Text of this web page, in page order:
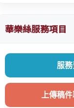
華樂絲服務項目
服
上傳稿